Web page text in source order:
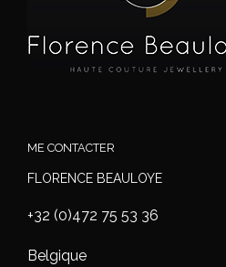
ME CONTACTER
FLORENCE BEAULOYE
+32 (0)472 75 53 36
Belgique